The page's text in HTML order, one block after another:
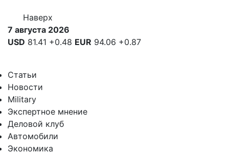
Наверх
7 августа 2026
USD 81.41 +0.48 EUR 94.06 +0.87
Статьи
Новости
Military
Экспертное мнение
Деловой клуб
Автомобили
Экономика